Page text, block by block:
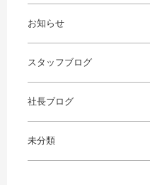
お知らせ
スタッフブログ
社長ブログ
未分類